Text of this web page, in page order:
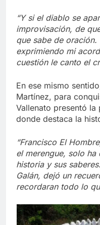
“Y si el diablo se
improvisación, de
que sabe de
exprimiendo mi
cuestión le canto el
En ese mismo
Martínez, para
Vallenato presentó
donde destaca la
“Francisco El
el merengue, solo
historia y sus
Galán, dejó un
recordaran todo lo